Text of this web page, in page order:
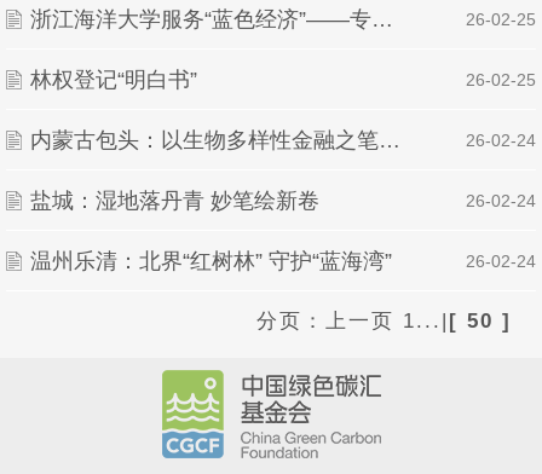
浙江海洋大学服务“蓝色经济”——专业跟着产业走 课堂搬进渔场里 | 26-02-25
林权登记“明白书” | 26-02-25
内蒙古包头：以生物多样性金融之笔绘就沿黄生态新画卷 | 26-02-24
盐城：湿地落丹青 妙笔绘新卷 | 26-02-24
温州乐清：北界“红树林” 守护“蓝海湾” | 26-02-24
分页： 上一页 1... | [ 50 ]